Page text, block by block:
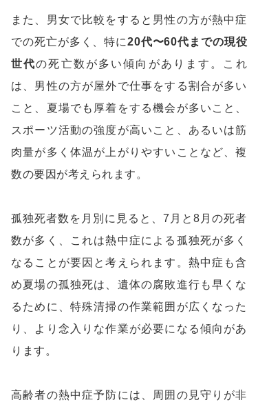
また、男女で比較をすると男性の方が熱中症
での死亡が多く、特に20代〜60代までの現役
世代の死亡数が多い傾向があります。これ
は、男性の方が屋外で仕事をする割合が多い
こと、夏場でも厚着をする機会が多いこと、
スポーツ活動の強度が高いこと、あるいは筋
肉量が多く体温が上がりやすいことなど、複
数の要因が考えられます。
孤独死者数を月別に見ると、7月と8月の死者
数が多く、これは熱中症による孤独死が多く
なることが要因と考えられます。熱中症も含
め夏場の孤独死は、遺体の腐敗進行も早くな
るために、特殊清掃の作業範囲が広くなった
り、より念入りな作業が必要になる傾向があ
ります。
高齢者の熱中症予防には、周囲の見守りが非